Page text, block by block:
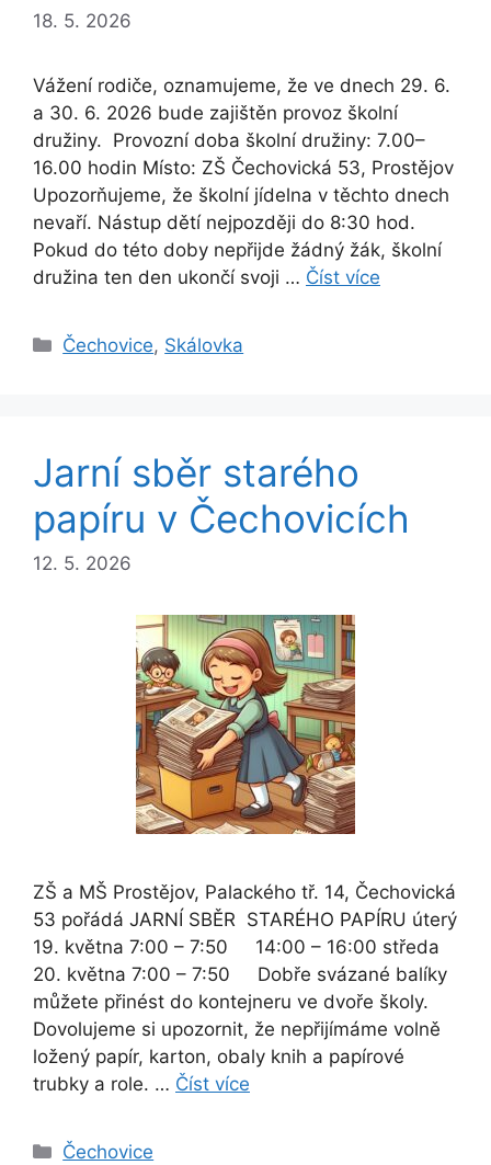
18. 5. 2026
Vážení rodiče, oznamujeme, že ve dnech 29. 6.
a 30. 6. 2026 bude zajištěn provoz školní
družiny. Provozní doba školní družiny: 7.00–
16.00 hodin Místo: ZŠ Čechovická 53, Prostějov
Upozorňujeme, že školní jídelna v těchto dnech
nevaří. Nástup dětí nejpozději do 8:30 hod.
Pokud do této doby nepřijde žádný žák, školní
družina ten den ukončí svoji … Číst více
Rubriky
Čechovice, Skálovka
Jarní sběr starého
papíru v Čechovicích
12. 5. 2026
ZŠ a MŠ Prostějov, Palackého tř. 14, Čechovická
53 pořádá JARNÍ SBĚR STARÉHO PAPÍRU úterý
19. května 7:00 – 7:50 14:00 – 16:00 středa
20. května 7:00 – 7:50 Dobře svázané balíky
můžete přinést do kontejneru ve dvoře školy.
Dovolujeme si upozornit, že nepřijímáme volně
ložený papír, karton, obaly knih a papírové
trubky a role. … Číst více
Rubriky
Čechovice